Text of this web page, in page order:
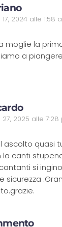
17, 2024 alle 1:58
moglie la
a piangere
27, 2025 alle 7:28
ascolto quasi
la canti
si
sicurezza